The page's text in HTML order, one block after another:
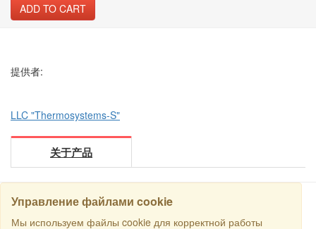
ADD TO CART
提供者:
LLC "Thermosystems-S"
关于产品
Управление файлами cookie
Мы используем файлы cookie для корректной работы